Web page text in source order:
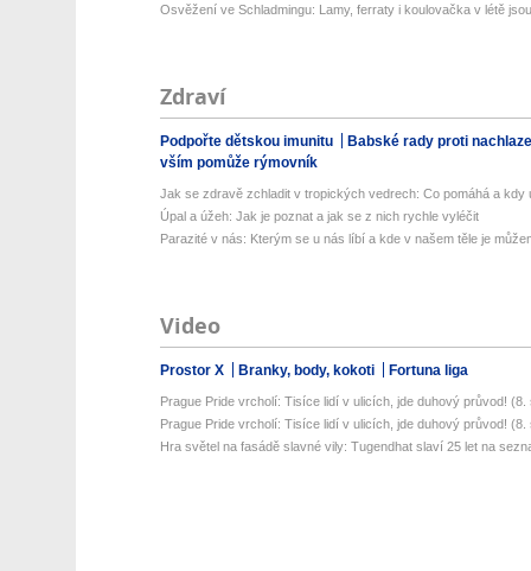
Osvěžení ve Schladmingu: Lamy, ferraty i koulovačka v létě
Zdraví
Podpořte dětskou imunitu
Babské rady proti
vším pomůže rýmovník
Jak se zdravě zchladit v tropických vedrech: Co pomáhá a kdy
Úpal a úžeh: Jak je poznat a jak se z nich rychle vyléčit
Parazité v nás: Kterým se u nás líbí a kde v našem těle je
Video
Prostor X Branky, body, kokoti Fortuna liga
Prague Pride vrcholí: Tisíce lidí v ulicích, jde duhový průvod! (8.
Prague Pride vrcholí: Tisíce lidí v ulicích, jde duhový průvod! (8.
Hra světel na fasádě slavné vily: Tugendhat slaví 25 let na